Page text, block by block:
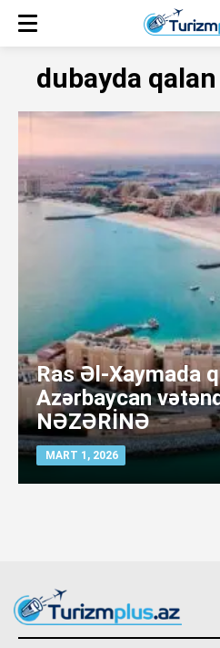
dubayda
Ras Əl-Xaymada
Azərbaycan
NƏZƏRİNƏ
MART 1, 2026